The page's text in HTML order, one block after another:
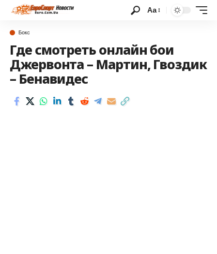
Аа
Бокс
Где смотреть онлайн бои
Джервонта – Мартин, Гвоздик
– Бенавидес